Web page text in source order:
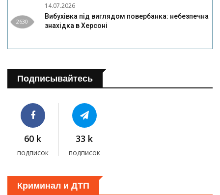
2630
14.07.2026
Вибухівка під виглядом повербанка: небезпечна
знахідка в Херсоні
Подписывайтесь
60 k
подписок
33 k
подписок
Криминал и ДТП